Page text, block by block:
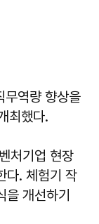
무역량 향상을
최했다.
처기업 현장
다. 체험기 작
개선하기